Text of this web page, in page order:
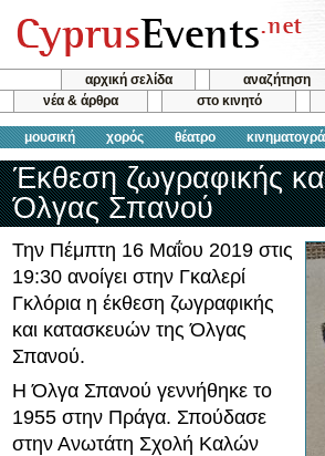
αρχική σελίδα αναζήτηση
νέα & άρθρα
στο κινητό
μουσική χορός θέατρο
Έκθεση ζωγραφικής
Όλγας Σπανού
Την Πέμπτη 16 Μαΐου 2019 στις
19:30 ανοίγει στην Γκαλερί
Γκλόρια η έκθεση ζωγραφικής
και κατασκευών της Όλγας
Σπανού.
Η Όλγα Σπανού γεννήθηκε το
1955 στην Πράγα. Σπούδασε
στην Ανωτάτη Σχολή Καλών